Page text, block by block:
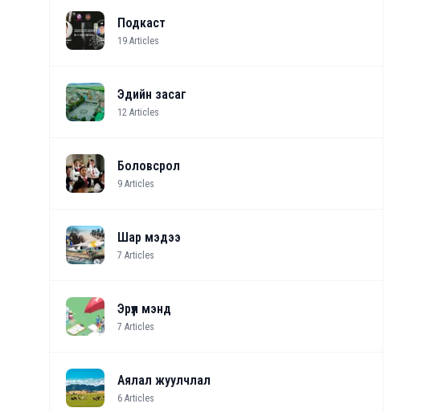
Подкаст
19 Articles
Эдийн засаг
12 Articles
Боловсрол
9 Articles
Шар мэдээ
7 Articles
Эрүүл мэнд
7 Articles
Аялал жуулчлал
6 Articles